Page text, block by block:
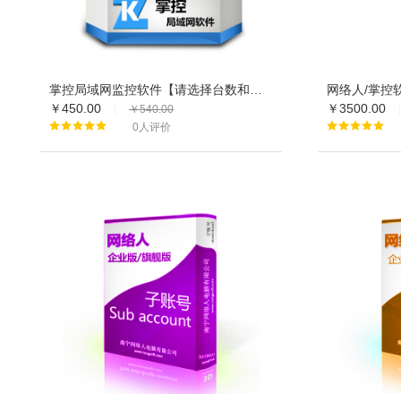
￥450.00
￥540.00
0人评价
网络人/掌控
￥3500.00